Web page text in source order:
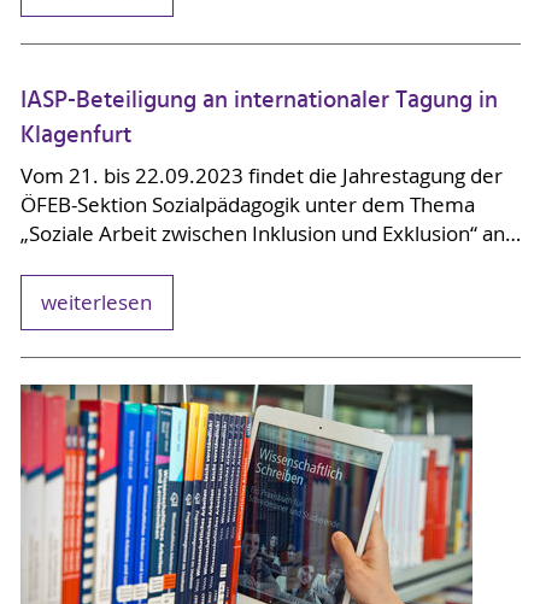
IASP-Beteiligung an internationaler Tagung in
Klagenfurt
Vom 21. bis 22.09.2023 findet die Jahrestagung der
ÖFEB-Sektion Sozialpädagogik unter dem Thema
„Soziale Arbeit zwischen Inklusion und Exklusion“ an…
weiterlesen